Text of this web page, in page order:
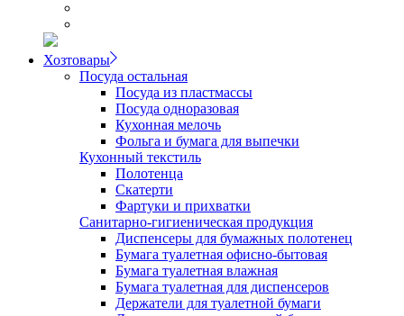
Хозтовары
Посуда остальная
Посуда из пластмассы
Посуда одноразовая
Кухонная мелочь
Фольга и бумага для выпечки
Кухонный текстиль
Полотенца
Скатерти
Фартуки и прихватки
Санитарно-гигиеническая продукция
Диспенсеры для бумажных полотенец
Бумага туалетная офисно-бытовая
Бумага туалетная влажная
Бумага туалетная для диспенсеров
Держатели для туалетной бумаги